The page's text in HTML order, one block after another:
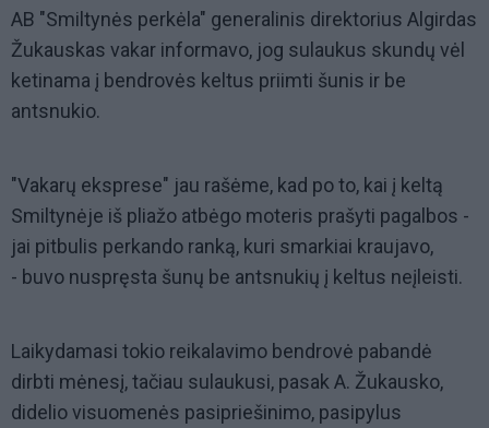
AB "Smiltynės perkėla" generalinis direktorius Algirdas
Žukauskas vakar informavo, jog sulaukus skundų vėl
ketinama į bendrovės keltus priimti šunis ir be
antsnukio.
"Vakarų eksprese" jau rašėme, kad po to, kai į keltą
Smiltynėje iš pliažo atbėgo moteris prašyti pagalbos -
jai pitbulis perkando ranką, kuri smarkiai kraujavo,
- buvo nuspręsta šunų be antsnukių į keltus neįleisti.
Laikydamasi tokio reikalavimo bendrovė pabandė
dirbti mėnesį, tačiau sulaukusi, pasak A. Žukausko,
didelio visuomenės pasipriešinimo, pasipylus